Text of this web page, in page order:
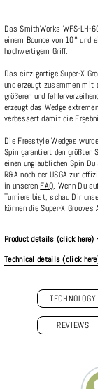
Das SmithWorks WFS-LH-
einem Bounce von 10°
hochwertigem Griff.
Das einzigartige Super-X
und erzeugt zusammen mit
größeren und
erzeugt das Wedge
verbessert damit die
Die Freestyle Wedges
Spin garantiert den größten
einen unglaublichen Spin
R&A noch der USGA zur
in unseren FAQ. Wenn Du
Turniere bist, schau Dir
können die Super-X
Product details (click here)
Technical details (click
TECHNOLOGY
REVIEWS